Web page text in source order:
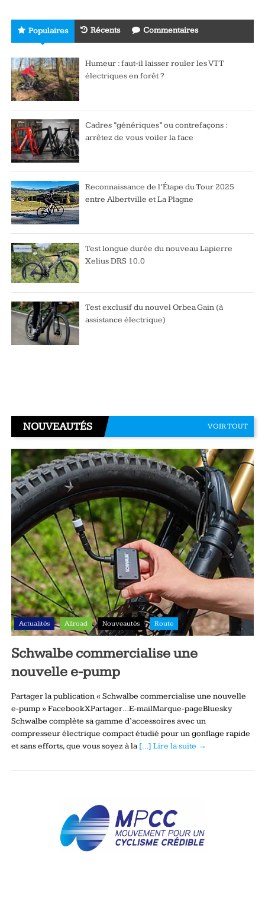
Populaires Récents Commentaires
Humeur : faut-il laisser rouler les VTT
électriques en forêt ?
Cadres “génériques” ou contrefaçons :
arrêtez de vous voiler la face
Reconnaissance de l’Étape du Tour 2025
entre Albertville et La Plagne
Test longue durée du nouveau Lapierre
Xelius DRS 10.0
Test exclusif du nouvel Orbea Gain (à
assistance électrique)
NOUVEAUTÉS VOIR TOUT
Actualités Allroad Nouveautés Route
Schwalbe commercialise une
nouvelle e-pump
Partager la publication « Schwalbe commercialise une nouvelle
e-pump » FacebookXPartager…E-mailMarque-pageBluesky
Schwalbe complète sa gamme d’accessoires avec un
compresseur électrique compact étudié pour un gonflage rapide
et sans efforts, que vous soyez à la […] Lire la suite →